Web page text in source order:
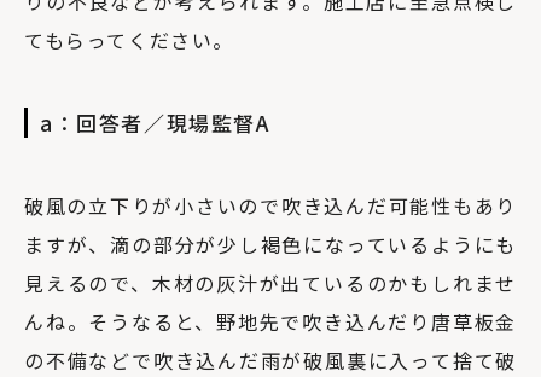
てもらってください。
a：回答者／現場監督A
破風の立下りが小さいので吹き込んだ可能性もあり
ますが、滴の部分が少し褐色になっているようにも
見えるので、木材の灰汁が出ているのかもしれませ
んね。そうなると、野地先で吹き込んだり唐草板金
の不備などで吹き込んだ雨が破風裏に入って捨て破